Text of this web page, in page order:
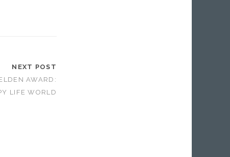
NEXT POST
AWARD:
LIFE WORLD